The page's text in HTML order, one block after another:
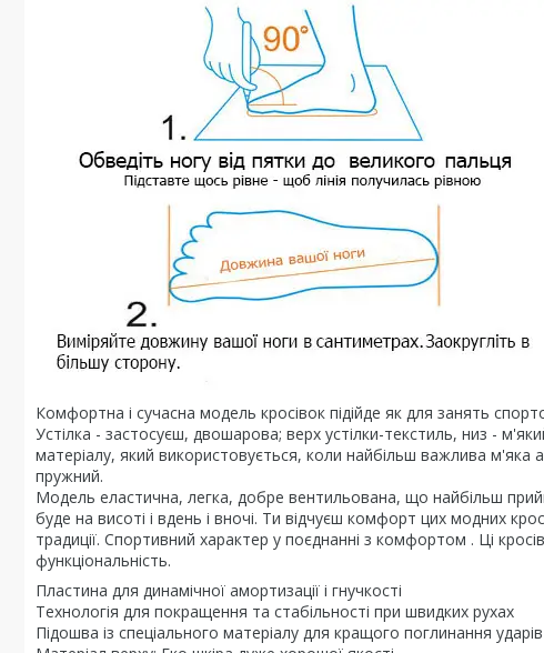
Комфортна і сучасна модель кросівок підійде як для занять
Устілка - застосуєш, двошарова; верх устілки-текстиль, низ -
матеріалу, який використовується, коли найбільш важлива м'яка
пружний.
Модель еластична, легка, добре вентильована, що найбільш
буде на висоті і вдень і вночі. Ти відчуєш комфорт цих модних
традиції. Спортивний характер у поєднанні з комфортом . Ці
функціональність.
Пластина для динамічної амортизації і гнучкості
Технологія для покращення та стабільності при швидких рухах
Підошва із спеціального матеріалу для кращого поглинання